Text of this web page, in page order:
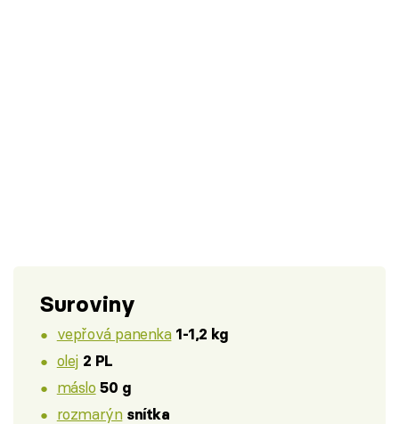
Suroviny
vepřová panenka 1-1,2 kg
olej 2 PL
máslo 50 g
rozmarýn snítka